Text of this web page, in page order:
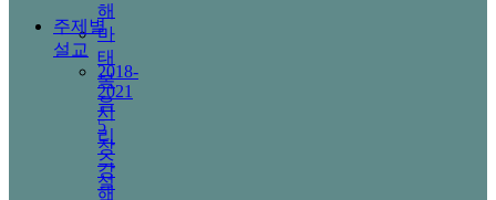
해
마
태
복
음
5
장
강
해
주제별
설교
2018-
2021
시
리
즈
설